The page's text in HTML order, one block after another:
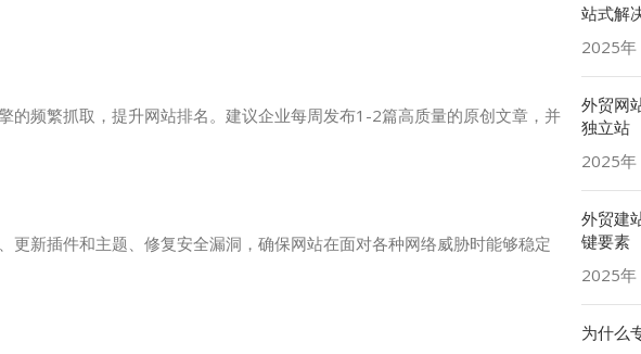
频繁抓取，提升网站排名。建议企业每周发布1-2篇高质量的原创文章，并
新插件和主题、修复安全漏洞，确保网站在面对各种网络威胁时能够稳定
站式解
2025年
外贸网
独立站
2025年
外贸建
键要素
2025年
为什么